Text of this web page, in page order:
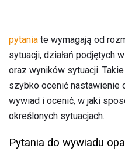
pytania te wymagają od
sytuacji, działań podjętych
oraz wyników sytuacji.
szybko ocenić nastawienie
wywiad i ocenić, w jaki
określonych sytuacjach.
Pytania do wywiadu